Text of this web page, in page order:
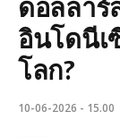
ดอลลาร์
อินโดนีเ
โลก?
10-06-2026 - 15.00